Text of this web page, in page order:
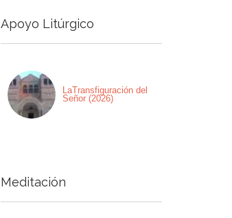
Apoyo Litúrgico
LaTransfiguración del
Señor (2026)
Meditación